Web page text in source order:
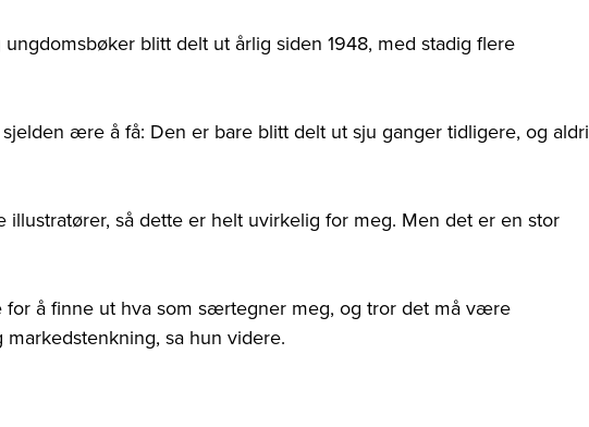
blitt delt ut årlig siden 1948, med stadig flere
ære å få: Den er bare blitt delt ut sju ganger tidligere, og aldri
så dette er helt uvirkelig for meg. Men det er en stor
å finne ut hva som særtegner meg, og tror det må være
sa hun videre.